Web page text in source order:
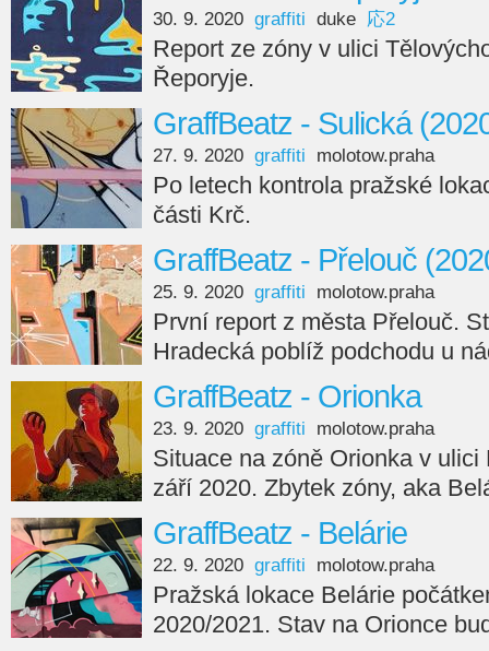
30. 9. 2020 graffiti duke 応2
Report ze zóny v ulici
Řeporyje.
GraffBeatz - Sulická
27. 9. 2020 graffiti molotow.praha
Po letech kontrola pražské
části Krč.
GraffBeatz - Přelouč
25. 9. 2020 graffiti molotow.praha
První report z města Přelouč.
Hradecká poblíž podchodu u
GraffBeatz - Orionka
23. 9. 2020 graffiti molotow.praha
Situace na zóně Orionka v
září 2020. Zbytek zóny, aka
GraffBeatz - Belárie
22. 9. 2020 graffiti molotow.praha
Pražská lokace Belárie
2020/2021. Stav na Orionce